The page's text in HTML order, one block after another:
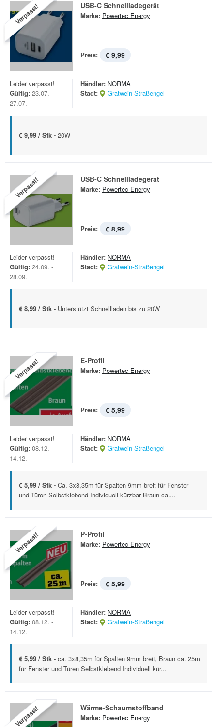
Verpasst! USB-C Schnellladegerät
Marke: Powertec Energy
Preis: € 9,99
Leider verpasst!
Gültig: 23.07. -
27.07.
Händler: NORMA
Stadt:
Gratwein-Straßengel
€ 9,99 / Stk - 20W
Verpasst! USB-C Schnellladegerät
Marke: Powertec Energy
Preis: € 8,99
Leider verpasst!
Gültig: 24.09. -
28.09.
Händler: NORMA
Stadt:
Gratwein-Straßengel
€ 8,99 / Stk - Unterstützt Schnellladen bis zu 20W
Verpasst! E-Profil
Marke: Powertec Energy
Preis: € 5,99
Leider verpasst!
Gültig: 08.12. -
14.12.
Händler: NORMA
Stadt:
Gratwein-Straßengel
€ 5,99 / Stk - Ca. 3x8,35m für Spalten 9mm breit für Fenster
und Türen Selbstklebend Individuell kürzbar Braun ca....
Verpasst! P-Profil
Marke: Powertec Energy
Preis: € 5,99
Leider verpasst!
Gültig: 08.12. -
14.12.
Händler: NORMA
Stadt:
Gratwein-Straßengel
€ 5,99 / Stk - ca. 3x8,35m für Spalten 9mm breit, Braun ca. 25m
für Fenster und Türen Selbstklebend Individuell kür...
Verpasst! Wärme-Schaumstoffband
Marke: Powertec Energy